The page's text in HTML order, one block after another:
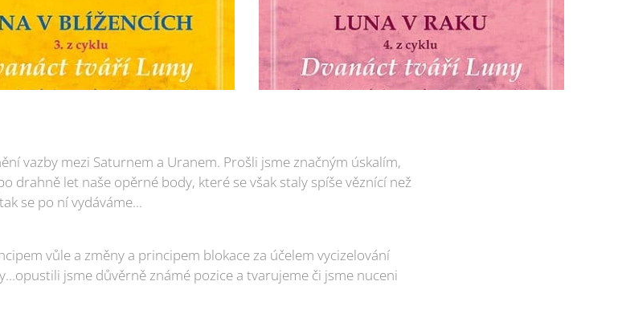
vazby mezi Saturnem a Uranem. Prošli jsme značným úskalím,
drahně let naše opěrné body, které se však staly spíše věznící než
se po ní vydáváme...
vůle a změny a principem blokace za účelem vycizelování
jsme důvěrně známé pozice a tvarujeme či jsme nuceni